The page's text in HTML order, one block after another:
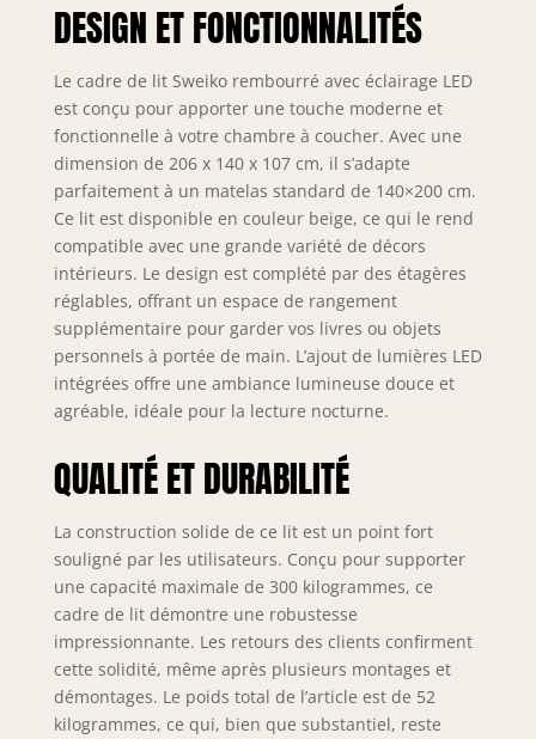
Compartiments intégrés et accoudoir
rabattable pour ranger lunettes,
livres ou télécommandes.Bandeau
LED RGB contrôlable via application
smartphone pour créer l’ambiance
parfaite (détente, lecture ou
sommeil) 【Grand espace de
rangement caché sous le lit】Grâce
au système hydraulique silencieux,
accédez facilement à un vaste
espace de rangement sous le
sommier. Idéal pour y stocker linge
de lit, couvertures, chaussures ou
affaires de saison – tout reste
ordonné, invisible et accessible.
【Revêtement en velours haut de
gamme】Le lit est recouvert d’un
velours premium, doux au toucher,
respectueux de la peau et agréable
toute l’année. Il apporte chaleur, luxe
discret et un confort sensoriel
immédiat. 【 Structure robuste 】
Monté sur un sommier à lattes
renforcé, ce lit offre un soutien
optimal du matelas, une excellente
ventilation et une stabilité à long
terme. Conçu pour résister au
quotidien, même avec une utilisation
intensive.
DESIGN ET FONCTIONNALITÉS
Le cadre de lit Sweiko rembourré avec éclairage LED
est conçu pour apporter une touche moderne et
fonctionnelle à votre chambre à coucher. Avec une
dimension de 206 x 140 x 107 cm, il s’adapte
parfaitement à un matelas standard de 140×200 cm.
Ce lit est disponible en couleur beige, ce qui le rend
compatible avec une grande variété de décors
intérieurs. Le design est complété par des étagères
réglables, offrant un espace de rangement
supplémentaire pour garder vos livres ou objets
personnels à portée de main. L’ajout de lumières LED
intégrées offre une ambiance lumineuse douce et
agréable, idéale pour la lecture nocturne.
QUALITÉ ET DURABILITÉ
La construction solide de ce lit est un point fort
souligné par les utilisateurs. Conçu pour supporter
une capacité maximale de 300 kilogrammes, ce
cadre de lit démontre une robustesse
impressionnante. Les retours des clients confirment
cette solidité, même après plusieurs montages et
démontages. Le poids total de l’article est de 52
kilogrammes, ce qui, bien que substantiel, reste